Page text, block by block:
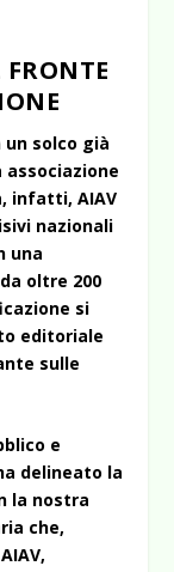
solco già
infatti, AIAV
nazionali
una
oltre 200
si
editoriale
sulle
e
delineato la
la nostra
che,